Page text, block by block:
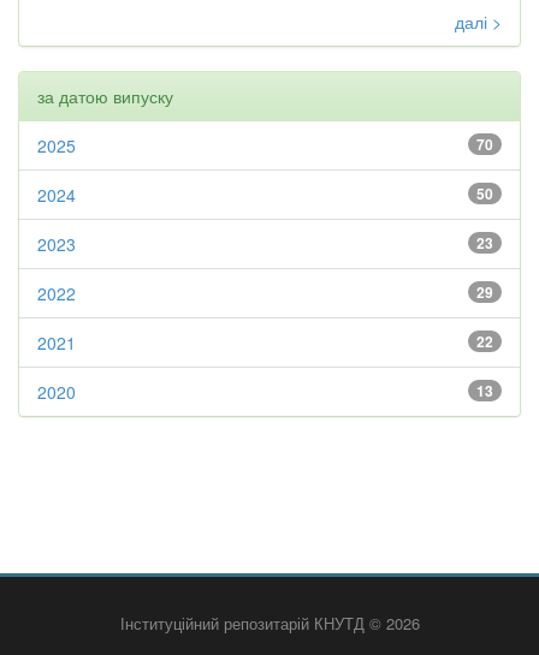
далі >
за датою випуску
70
2025
50
2024
23
2023
29
2022
22
2021
13
2020
Інституційний репозитарій КНУТД © 2026